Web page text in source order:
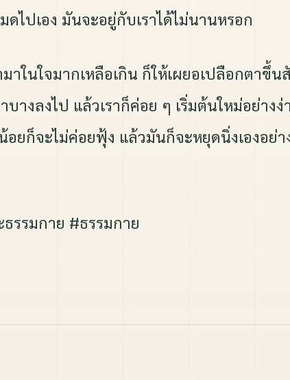
ดไปเอง มันจะอยู่กับเราได้ไม่นานหรอก
าในใจมากเหลือเกิน ก็ให้เผยอเปลือกตาขึ้
างลงไป แล้วเราก็ค่อย ๆ เริ่มต้นใหม่อย่าง
ยก็จะไม่ค่อยฟุ้ง แล้วมันก็จะหยุดนิ่งเองอย่
รรมกาย #ธรรมกาย